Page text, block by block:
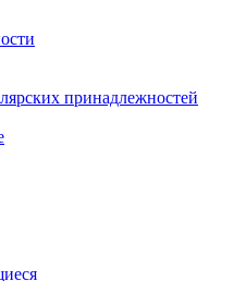
принадлежностей